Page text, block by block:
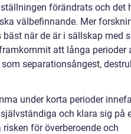
förändrats och det
välbefinnande. Mer
när de är i sällskap med
att långa perioder
separationsångest,
under korta perioder
och klara sig på
för överberoende och